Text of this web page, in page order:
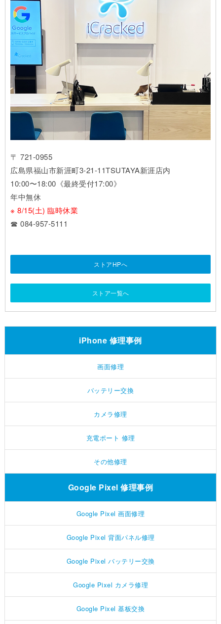
〒 721-0955
広島県福山市新涯町3-21-11TSUTAYA新涯店内
10:00〜18:00《最終受付17:00》
年中無休
※ 8/15(土) 臨時休業
☎ 084-957-5111
ストアHPへ
ストア一覧へ
iPhone 修理事例
画面修理
バッテリー交換
カメラ修理
充電ポート 修理
その他修理
Google Pixel 修理事例
Google Pixel 画面修理
Google Pixel 背面パネル修理
Google Pixel バッテリー交換
Google Pixel カメラ修理
Google Pixel 基板交換